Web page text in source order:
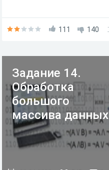
111 140
Задание 14.
Обработка
большого
массива данных